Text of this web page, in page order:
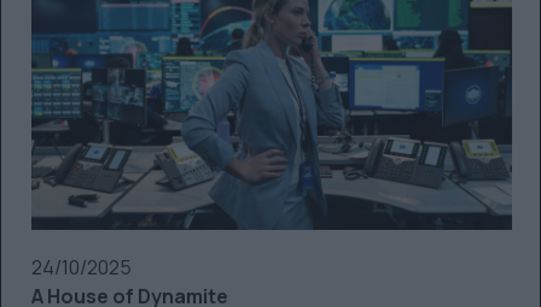
24/10/2025
A House of Dynamite